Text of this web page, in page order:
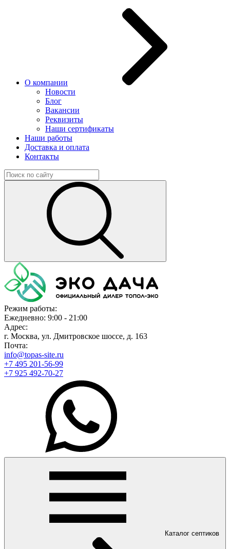
О компании
Новости
Блог
Вакансии
Реквизиты
Наши сертификаты
Наши работы
Доставка и оплата
Контакты
Режим работы:
Ежедневно: 9:00 - 21:00
Адрес:
г. Москва, ул. Дмитровское шоссе, д. 163
Почта:
info@topas-site.ru
+7 495 201-56-99
+7 925 492-70-27
Каталог септиков